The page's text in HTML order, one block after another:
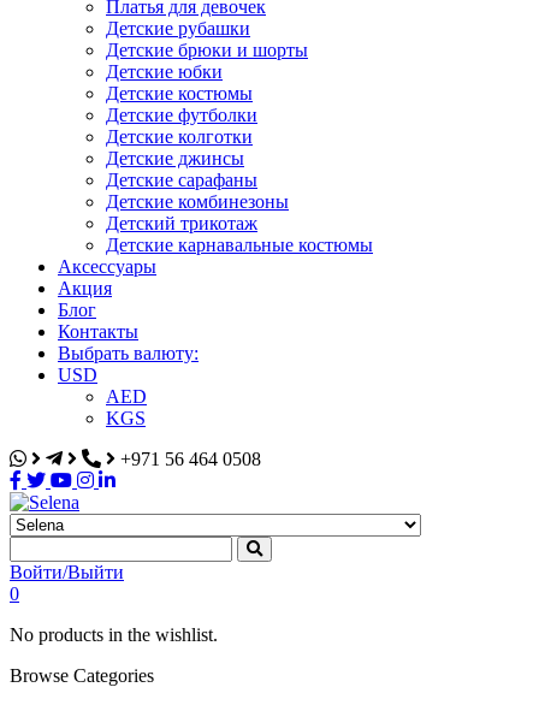
Платья для девочек
Детские рубашки
Детские брюки и шорты
Детские юбки
Детские костюмы
Детские футболки
Детские колготки
Детские джинсы
Детские сарафаны
Детские комбинезоны
Детский трикотаж
Детские карнавальные костюмы
Аксессуары
Акция
Блог
Контакты
Выбрать валюту:
USD
AED
KGS
+971 56 464 0508
Selena
Интернет-магазин
Войти/Выйти
0
No products in the wishlist.
Browse Categories